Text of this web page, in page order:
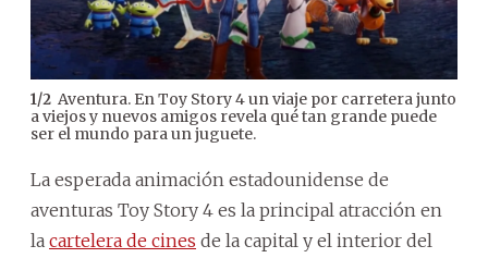
1/2 Aventura. En Toy Story 4 un viaje por carretera junto
a viejos y nuevos amigos revela qué tan grande puede
ser el mundo para un juguete.
La esperada animación estadounidense de
aventuras Toy Story 4 es la principal atracción en
la cartelera de cines de la capital y el interior del